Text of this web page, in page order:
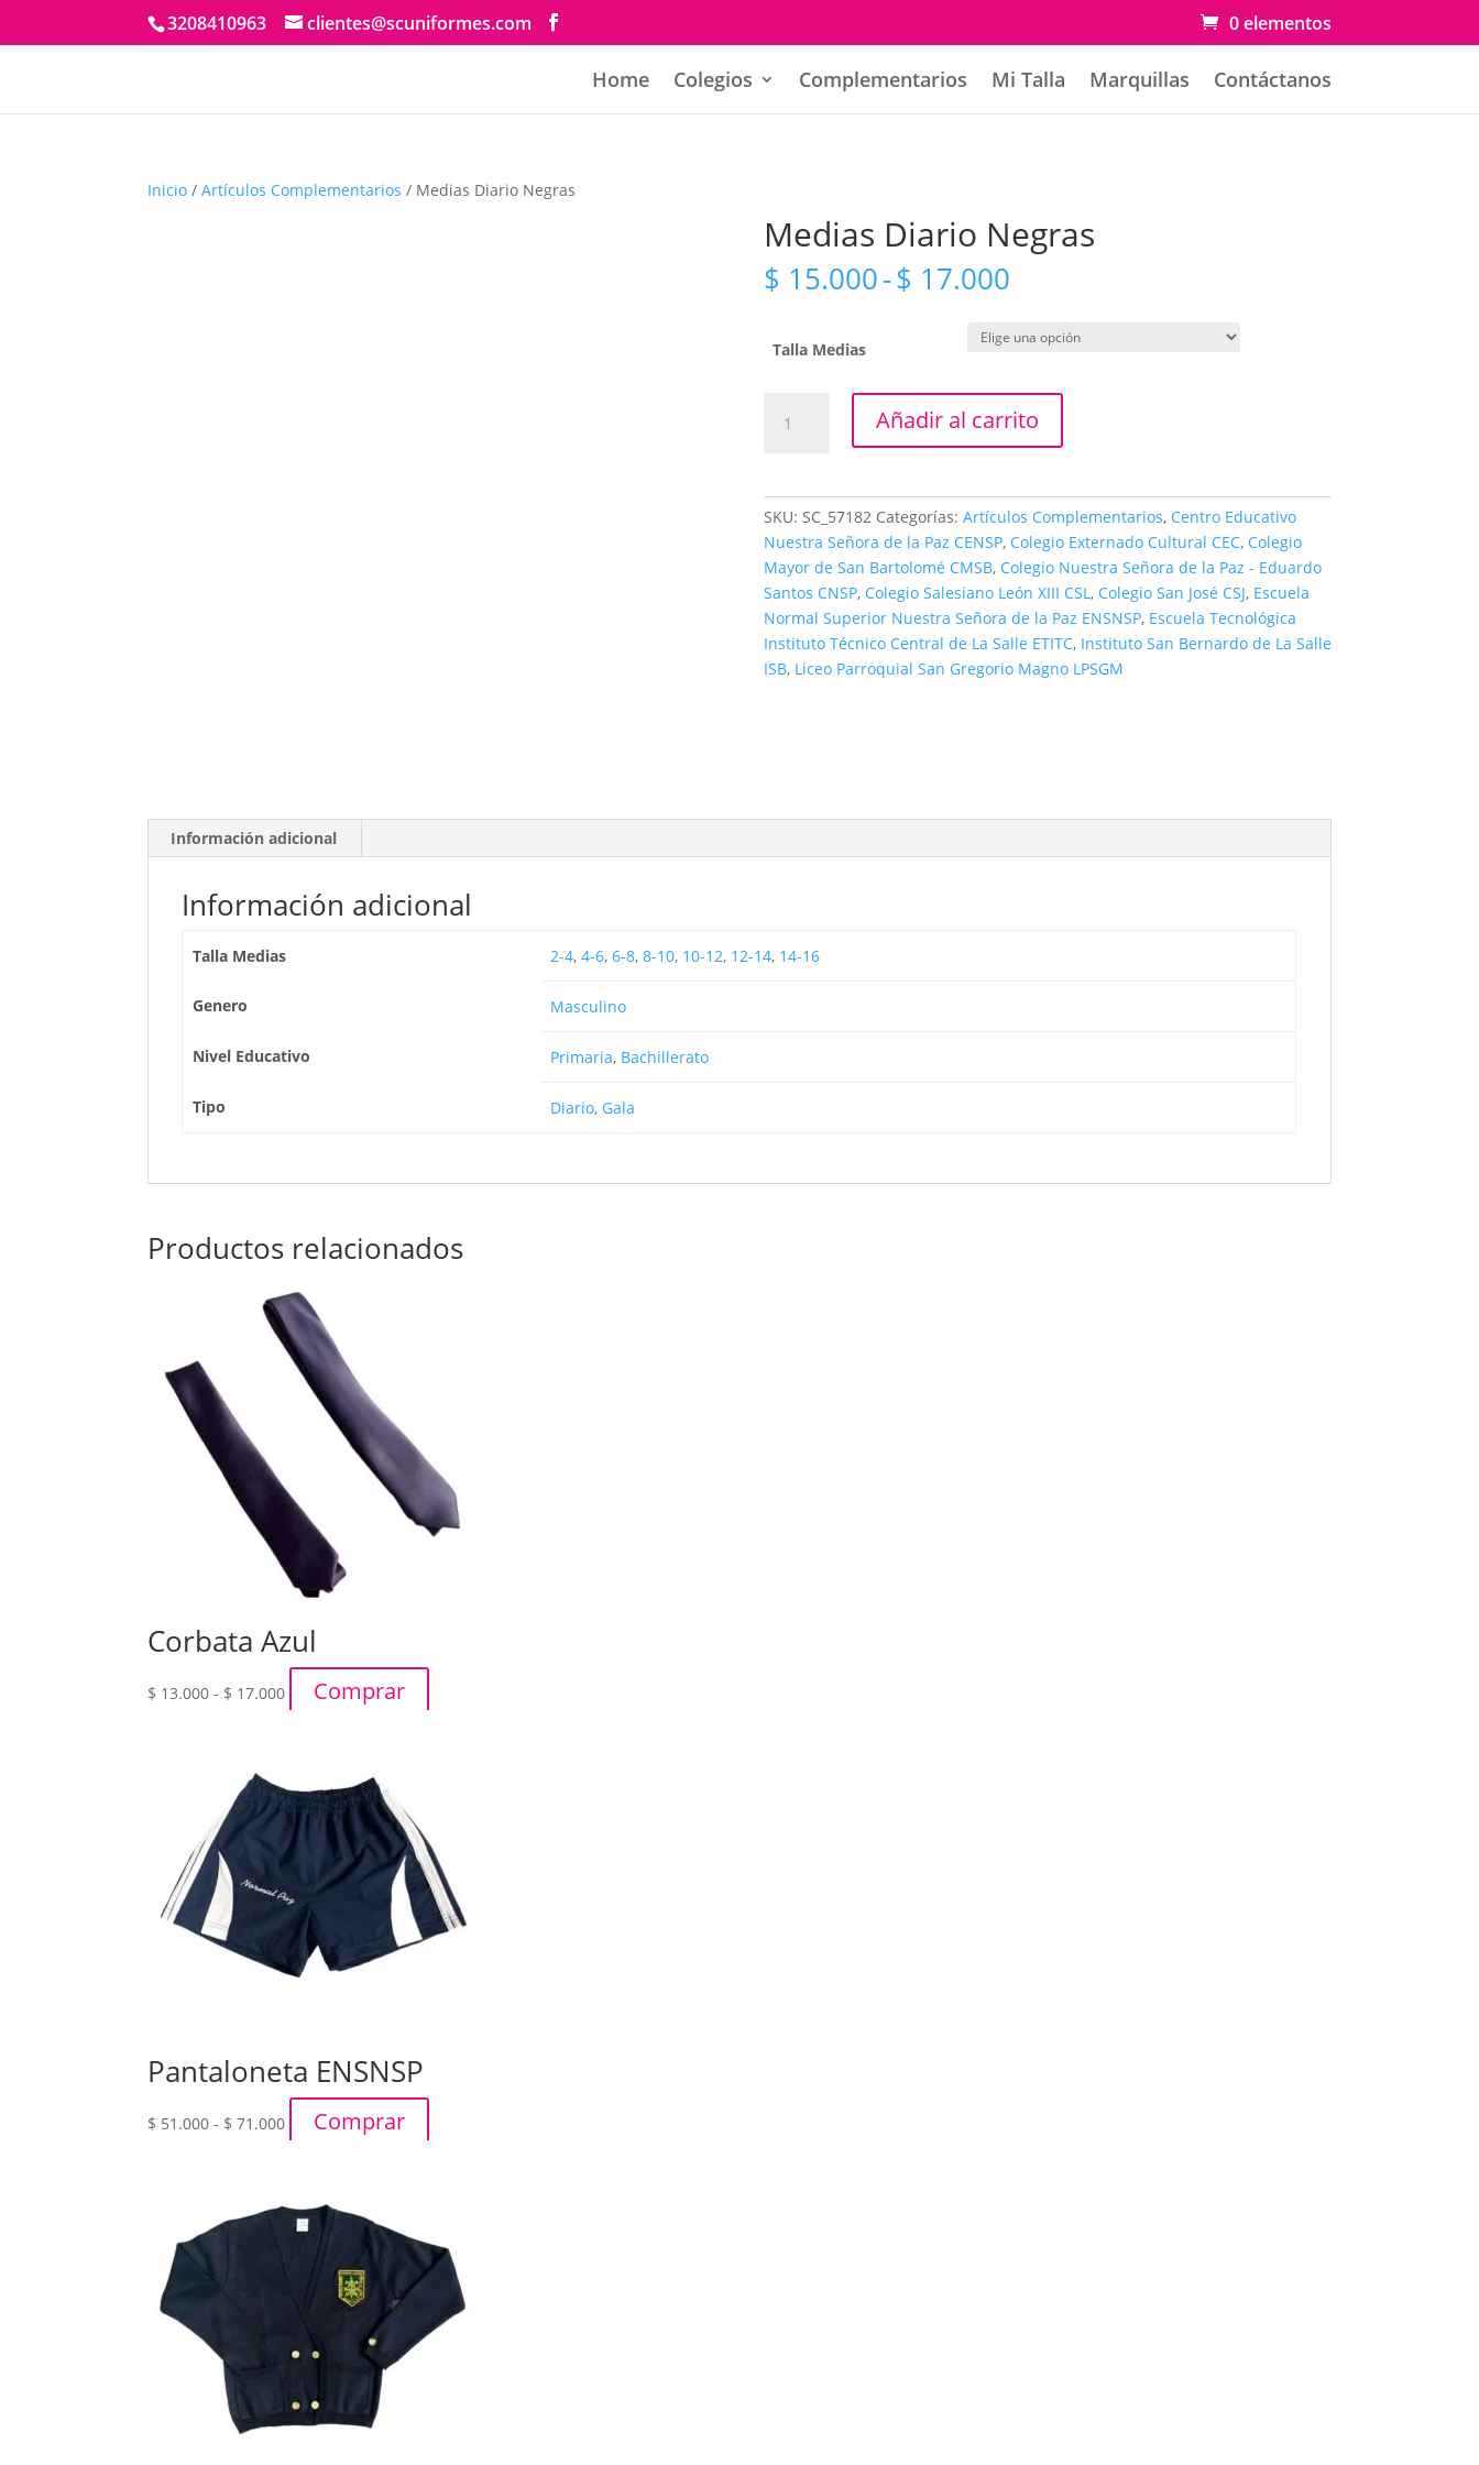
3208410963 clientes@scuniformes.com 0 elementos
Home Colegios Complementarios Mi Talla Marquillas Contáctanos
Inicio /Artículos Complementarios / Medias Diario Negras
Medias Diario Negras
$ 15.000-$ 17.000Rango
precios:
desde
hasta
$ 17.000
Talla Medias
Diario
Añadir al carrito
SKU: SC_57182 Categorías: Artículos Complementarios, Centro Educativo
Nuestra Señora de la Paz CENSP, Colegio Externado Cultural CEC, Colegio
Mayor de San Bartolomé CMSB, Colegio Nuestra Señora de la Paz - Eduardo
Santos CNSP, Colegio Salesiano León XIII CSL, Colegio San José CSJ, Escuela
Normal Superior Nuestra Señora de la Paz ENSNSP, Escuela Tecnológica
Instituto Técnico Central de La Salle ETITC, Instituto San Bernardo de La Salle
ISB, Liceo Parroquial San Gregorio Magno LPSGM
Información adicional
Información adicional
Talla Medias 2-4, 4-6, 6-8, 8-10, 10-12, 12-14, 14-16
Genero Masculino
Nivel Educativo Primaria, Bachillerato
Tipo Diario, Gala
Productos relacionados
Corbata Azul
$ 13.000 - $ 17.000 Rango
de
$ 13.000
hasta
$ 17.000
Comprar
Pantaloneta ENSNSP
$ 51.000 - $ 71.000 Rango
de
$ 51.000
hasta
$ 71.000
Comprar